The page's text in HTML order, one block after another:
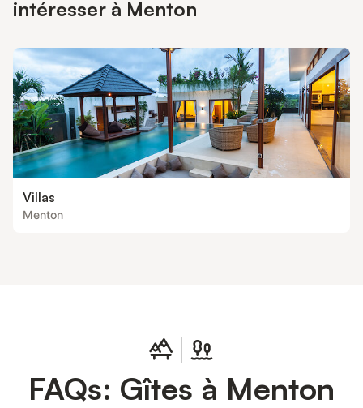
commerces, restaurants, plages privées, activités nautiques,
parcours de fitness et des spectacles y sont organisés. - Heure
Avant 10 he
intéresser à Menton
Villas
Menton
FAQs: Gîtes à Menton